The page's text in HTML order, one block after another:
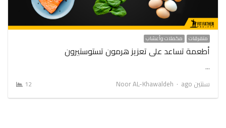
متفرقات مكملات وأعشاب
أطعمة تساعد على تعزيز هرمون تستوستيرون
…
سنتين ago
Author
Noor AL-Khawaldeh
12